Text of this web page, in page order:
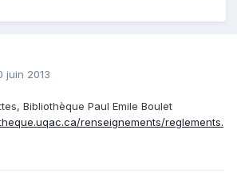
juin 2013
Bibliothèque Paul Emile Boulet
renseignements/reglements.